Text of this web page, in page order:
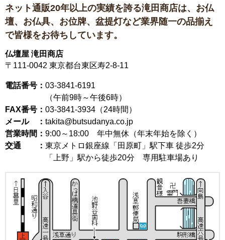
ネット通販20年以上の実績を誇る滝田商店は、 お仏
壇、お仏具、お位牌、盆提灯など業界随一の品揃え
で皆様をお待ちしています。
仏壇屋 滝田商店
〒111-0042 東京都台東区寿2-8-11
電話番号： 03-3841-6191
（午前9時～午後6時）
FAX番号： 03-3841-3934（24時間）
メール ： takita@butsudanya.co.jp
営業時間： 9:00～18:00 年中無休（年末年始を除く）
交通 ： 東京メトロ銀座線「田原町」駅下車 徒歩2分
「上野」駅から徒歩20分 専用駐車場あり